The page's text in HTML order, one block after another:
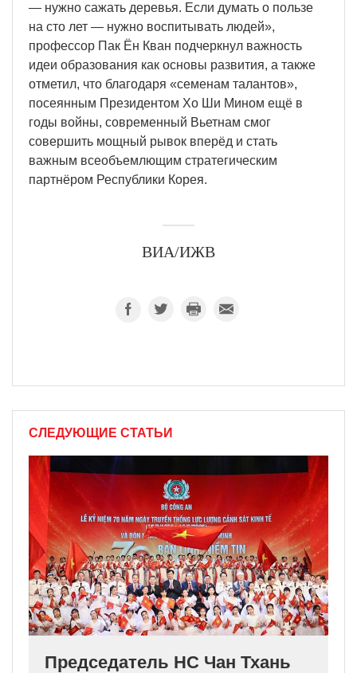
— нужно сажать деревья. Если думать о пользе
на сто лет — нужно воспитывать людей»,
профессор Пак Ён Кван подчеркнул важность
идеи образования как основы развития, а также
отметил, что благодаря «семенам талантов»,
посеянным Президентом Хо Ши Мином ещё в
годы войны, современный Вьетнам смог
совершить мощный рывок вперёд и стать
важным всеобъемлющим стратегическим
партнёром Республики Корея.
ВИА/ИЖВ
СЛЕДУЮЩИЕ СТАТЬИ
Председатель НС Чан Тхань